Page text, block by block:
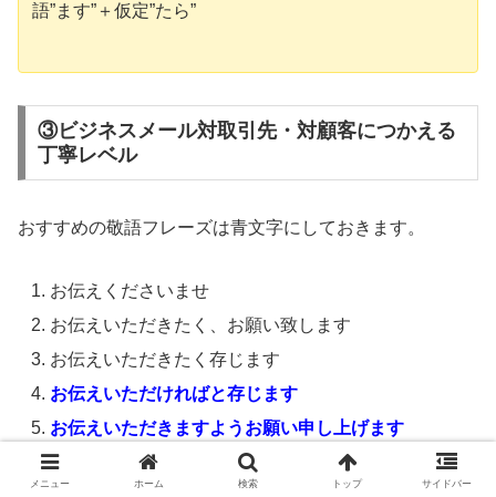
語”ます”＋仮定”たら”
③ビジネスメール対取引先・対顧客につかえる
丁寧レベル
おすすめの敬語フレーズは青文字にしておきます。
お伝えくださいませ
お伝えいただきたく、お願い致します
お伝えいただきたく存じます
お伝えいただければと存じます
お伝えいただきますようお願い申し上げます
お伝えいただけますようお願い申し上げます
メニュー ホーム 検索 トップ サイドバー